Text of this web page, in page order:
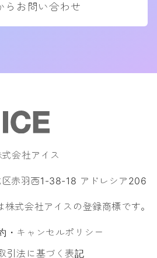
らお問い合わせ
会社アイス
赤羽西1-38-18 アドレシア206
式会社アイスの登録商標です。
・キャンセルポリシー
引法に基づく表記